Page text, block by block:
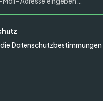
Datenschutzbestimmungen